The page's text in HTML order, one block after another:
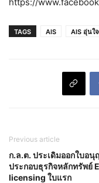
TAGS AIS AIS อุ่นใ
Previous article
ก.ล.ต. ประเดิมออกใบอ
ประกอบธุรกิจหลักทรัพย์
licensing ใบแรก